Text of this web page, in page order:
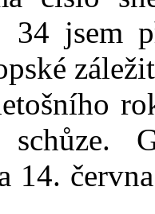
34 jsem
14.